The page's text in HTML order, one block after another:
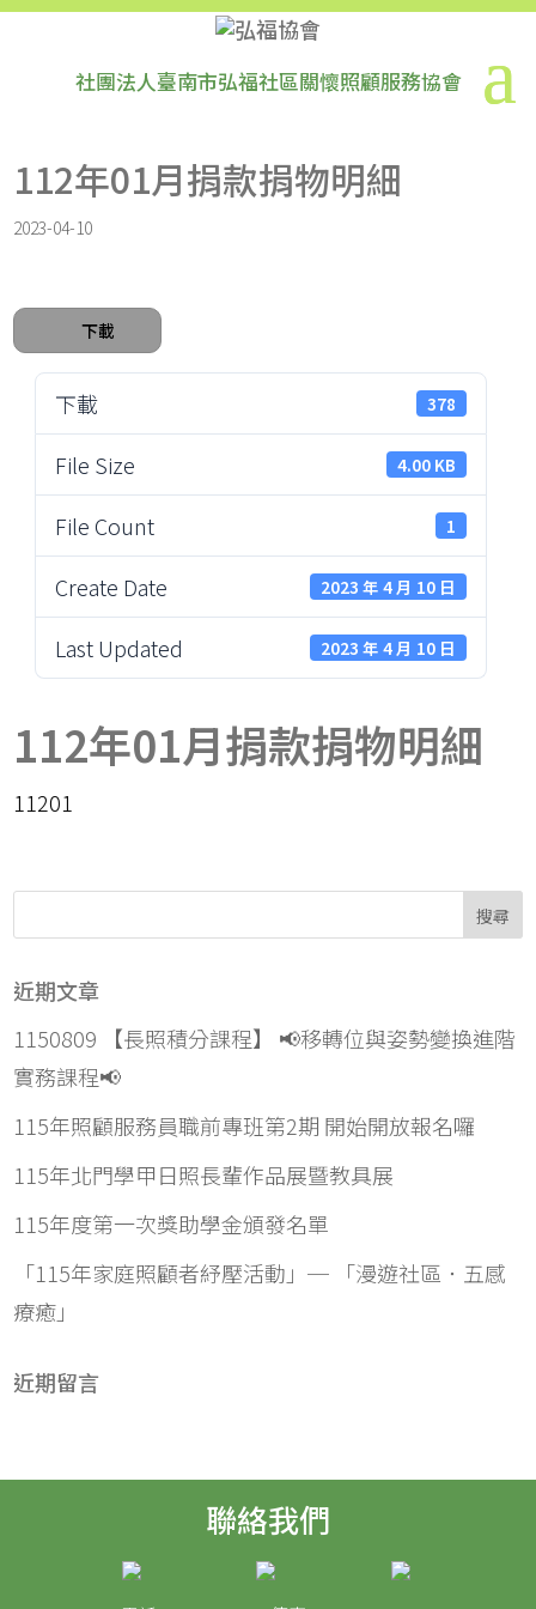
社團法人臺南市弘福社區關懷照顧服務協會
112年01月捐款捐物明細
2023-04-10
下載
下載 378
File Size 4.00 KB
File Count 1
Create Date 2023 年 4 月 10 日
Last Updated 2023 年 4 月 10 日
112年01月捐款捐物明細
11201
近期文章
1150809 【長照積分課程】 📢移轉位與姿勢變換進階
實務課程📢
115年照顧服務員職前專班第2期 開始開放報名囉
115年北門學甲日照長輩作品展暨教具展
115年度第一次獎助學金頒發名單
「115年家庭照顧者紓壓活動」─ 「漫遊社區．五感
療癒」
近期留言
聯絡我們